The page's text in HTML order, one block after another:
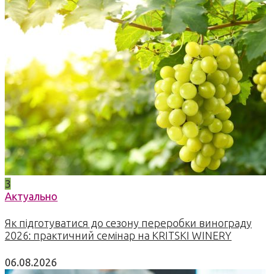
3
Актуально
Як підготуватися до сезону переробки винограду
2026: практичний семінар на KRITSKI WINERY
06.08.2026